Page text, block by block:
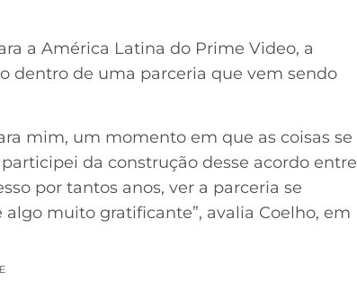
a América Latina do Prime Video, a
dentro de uma parceria que vem sendo
mim, um momento em que as coisas se
da construção desse acordo entre
por tantos anos, ver a parceria se
muito gratificante”, avalia Coelho, em